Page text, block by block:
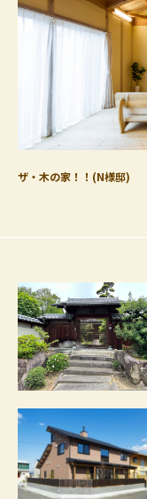
ザ・木の家！！(N様邸)